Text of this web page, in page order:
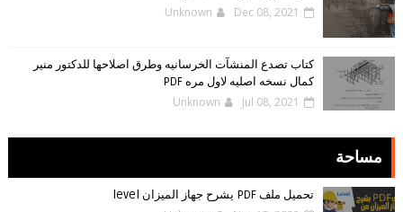
Unknown Dec 08, 2021
كتاب تصدع المنشآت الخرسانيه وطرق اصلاحها للدكتور منير
كمال نسخه اصليه لاول مره PDF
Unknown Jul 08, 2021
مساحة
تحميل ملف PDF يشرح جهاز الميزان level